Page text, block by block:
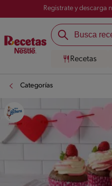
Registrate y descarga
Recetas
Categorías